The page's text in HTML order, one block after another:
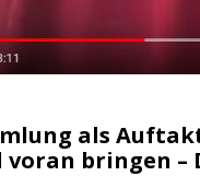
als
voran bringen